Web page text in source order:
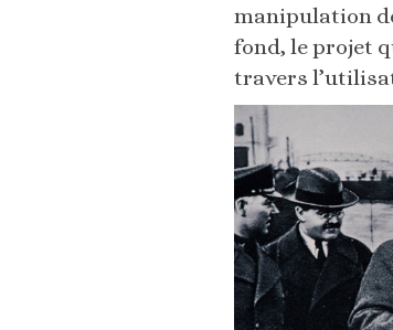
manipulation
fond, le projet
travers